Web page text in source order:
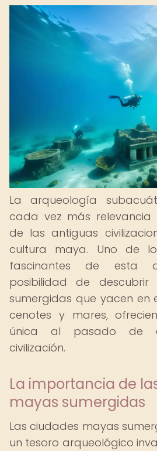
La arqueología
cada vez más relevancia
de las antiguas
cultura maya. Uno de
fascinantes de esta
posibilidad de descubrir
sumergidas que yacen en
cenotes y mares,
única al pasado de
civilización.
La importancia de
mayas sumergidas
Las ciudades mayas
un tesoro arqueológico